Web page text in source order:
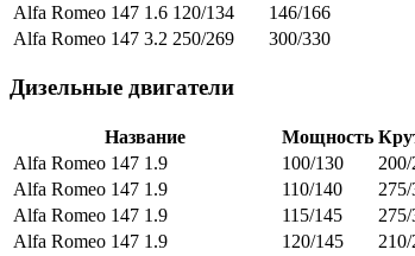
Alfa Romeo 147 1.6 120/134 146/166
Alfa Romeo 147 3.2 250/269 300/330
Дизельные двигатели
Название Мощность
Alfa Romeo 147 1.9
100/130
Alfa Romeo 147 1.9
110/140
Alfa Romeo 147 1.9
115/145
Alfa Romeo 147 1.9
120/145